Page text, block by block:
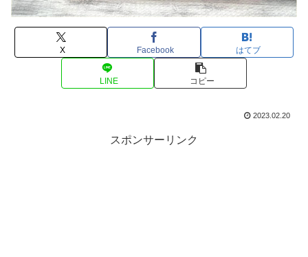
X Facebook はてブ
LINE コピー
2023.02.20
スポンサーリンク